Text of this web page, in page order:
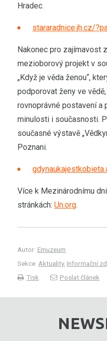
Hradec.
stararadnice.jh.cz/
Nakonec pro zajímavost
mezioborový projekt v
„Když je věda ženou“,
podporovat ženy ve
rovnoprávné postavení a
minulosti i současnosti.
současné výstavě
Poznani.
Více k Mezinárodnímu
stránkách: Un.org.
Autor: Emuzeum
Sekce: Aktuality, Informační
Tisk
Poslat článek